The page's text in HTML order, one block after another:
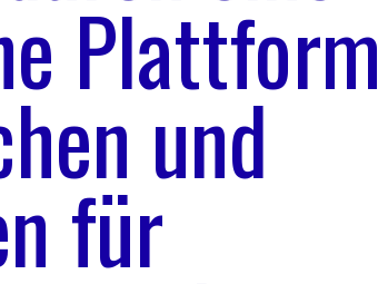
Plattform
und
für